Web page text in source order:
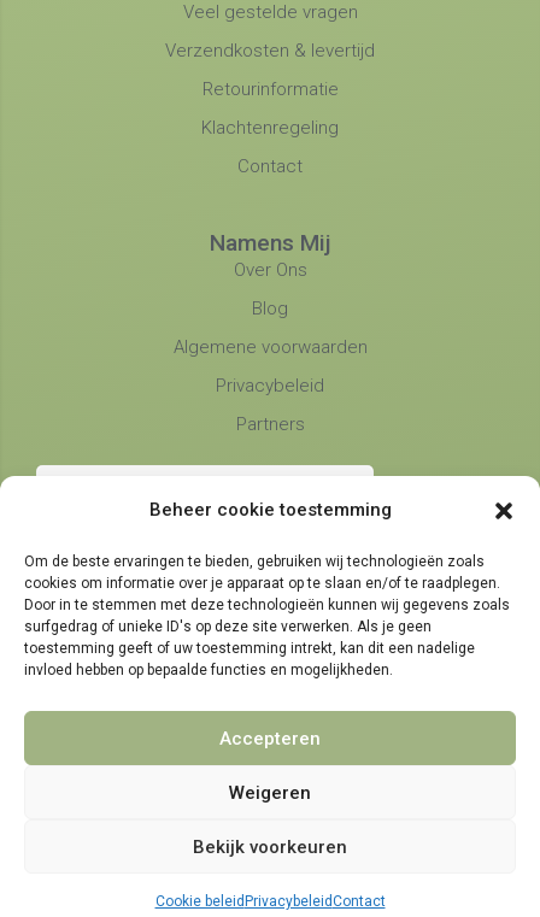
Beheer cookie toestemming
Om de beste ervaringen te bieden, gebruiken wij technologieën zoals
cookies om informatie over je apparaat op te slaan en/of te raadplegen.
Door in te stemmen met deze technologieën kunnen wij gegevens zoals
surfgedrag of unieke ID's op deze site verwerken. Als je geen
toestemming geeft of uw toestemming intrekt, kan dit een nadelige
invloed hebben op bepaalde functies en mogelijkheden.
Accepteren
Weigeren
Bekijk voorkeuren
Cookie beleid PrivacybeleidContact
Telefonische bereikbaarheid
maandag, dinsdag en donderdag
9:00 - 14:30
woensdag en vrijdag
9:00 - 11:30
Veel gestelde vragen
Verzendkosten & levertijd
Retourinformatie
Klachtenregeling
Contact
Namens Mij
Over Ons
Blog
Algemene voorwaarden
Privacybeleid
Partners
© 2021 - 2026 NamensMij.nl | Gepersonaliseerde Cadeaus